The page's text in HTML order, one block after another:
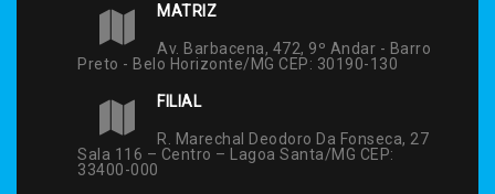
MATRIZ
Av. Barbacena, 472, 9º Andar - Barro
Preto - Belo Horizonte/MG CEP: 30190-130
FILIAL
R. Marechal Deodoro Da Fonseca, 27
Sala 116 – Centro – Lagoa Santa/MG CEP:
33400-000